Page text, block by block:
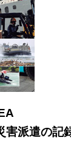
害派遣の記